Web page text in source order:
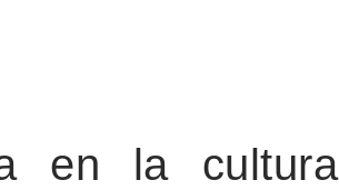
en la cultura